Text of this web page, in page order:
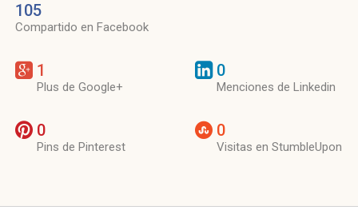
105
Compartido en Facebook
1
Plus de Google+
0
Menciones de Linkedin
0
Pins de Pinterest
0
Visitas en StumbleUpon